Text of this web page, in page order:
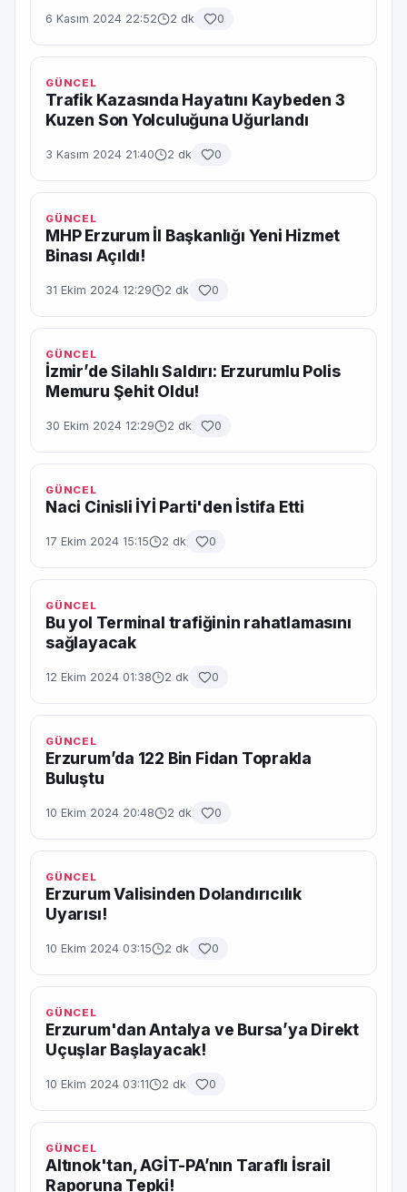
6 Kasım 2024 22:52 2 dk 0
GÜNCEL
Trafik Kazasında Hayatını Kaybeden 3
Kuzen Son Yolculuğuna Uğurlandı
3 Kasım 2024 21:40 2 dk 0
GÜNCEL
MHP Erzurum İl Başkanlığı Yeni Hizmet
Binası Açıldı!
31 Ekim 2024 12:29 2 dk 0
GÜNCEL
İzmir’de Silahlı Saldırı: Erzurumlu Polis
Memuru Şehit Oldu!
30 Ekim 2024 12:29 2 dk 0
GÜNCEL
Naci Cinisli İYİ Parti'den İstifa Etti
17 Ekim 2024 15:15 2 dk 0
GÜNCEL
Bu yol Terminal trafiğinin rahatlamasını
sağlayacak
12 Ekim 2024 01:38 2 dk 0
GÜNCEL
Erzurum’da 122 Bin Fidan Toprakla
Buluştu
10 Ekim 2024 20:48 2 dk 0
GÜNCEL
Erzurum Valisinden Dolandırıcılık
Uyarısı!
10 Ekim 2024 03:15 2 dk 0
GÜNCEL
Erzurum'dan Antalya ve Bursa’ya Direkt
Uçuşlar Başlayacak!
10 Ekim 2024 03:11 2 dk 0
GÜNCEL
Altınok'tan, AGİT-PA’nın Taraflı İsrail
Raporuna Tepki!